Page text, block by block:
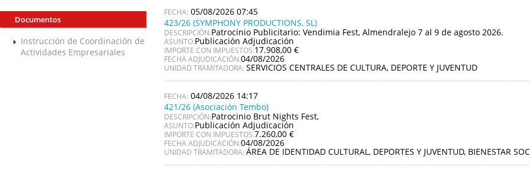
Documentos
Instrucción de Coordinación de
Actividades Empresariales
05/08/2026 07:45
423/26 (SYMPHONY PRODUCTIONS, SL)
DESCRIPCIÓN:Patrocinio Publicitario: Vendimia Fest, Almendralejo 7 al 9 de agosto 2026.
ASUNTO:Publicación Adjudicación
IMPORTE CON IMPUESTOS:17.908,00 €
FECHA ADJUDICACIÓN:04/08/2026
UNIDAD TRAMITADORA: SERVICIOS CENTRALES DE CULTURA, DEPORTE Y JUVENTUD
04/08/2026 14:17
421/26 (Asociación Tembo)
DESCRIPCIÓN:Patrocinio Brut Nights Fest,
ASUNTO:Publicación Adjudicación
IMPORTE CON IMPUESTOS:7.260,00 €
FECHA ADJUDICACIÓN:04/08/2026
UNIDAD TRAMITADORA: ÁREA DE IDENTIDAD CULTURAL, DEPORTES Y JUVENTUD, BIENESTAR